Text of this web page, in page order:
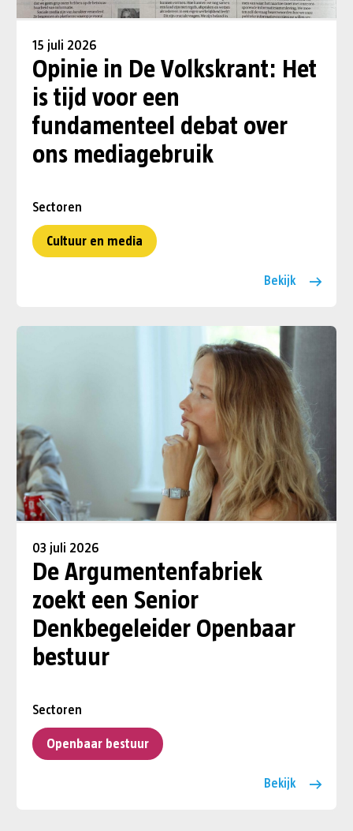
15 juli 2026
Opinie in De Volkskrant: Het
is tijd voor een
fundamenteel debat over
ons mediagebruik
Sectoren
Cultuur en media
Bekijk
03 juli 2026
De Argumentenfabriek
zoekt een Senior
Denkbegeleider Openbaar
bestuur
Sectoren
Openbaar bestuur
Bekijk